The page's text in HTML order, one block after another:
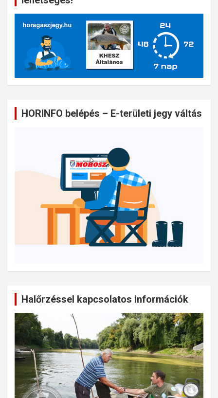
HORINFO belépés – E-területi jegy váltás
Halőrzéssel kapcsolatos információk